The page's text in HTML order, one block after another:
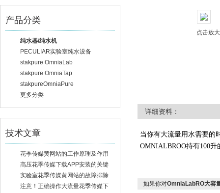
产品分类
纯水器/纯水机
PECULIAR实验室纯水设备
stakpure OmniaLab
stakpure OmniaTap
stakpureOmniaPure
更多分类
技术文章
花季传媒黄网站的工作原理及作用
高压花季传媒下载APP安装的关键
维护保养方法及注意事项分享
实验室花季传媒黄网站的故障排除
及维护
注意！正确操作大流量花季传媒下
点击放大
详细资料：
当你有大流量用水需要的时候
OMNIALBROO持有100升
如果你对OmniaLabRO大容